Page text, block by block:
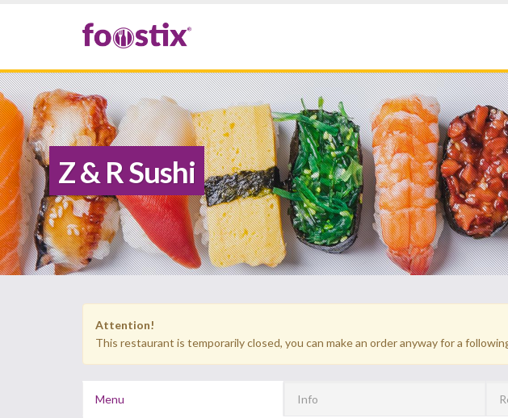
Z & R Sushi
Attention!
This restaurant is temporarily closed, you can make an order anyway for a
Menu Info